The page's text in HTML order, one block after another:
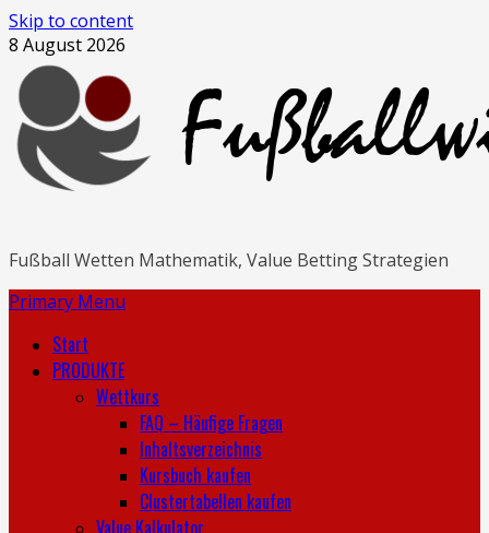
Skip to content
8 August 2026
Fußball Wetten Mathematik, Value Betting Strategien
Primary Menu
Start
PRODUKTE
Wettkurs
FAQ – Häufige Fragen
Inhaltsverzeichnis
Kursbuch kaufen
Clustertabellen kaufen
Value Kalkulator